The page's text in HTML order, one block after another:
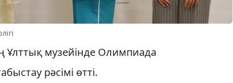
Ұлттық музейінде Олимпиада
рәсімі өтті.